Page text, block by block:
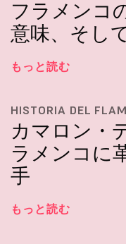
フラメンコ
意味、そし
もっと読む
HISTORIA DEL
カマロン・
ラメンコに
手
もっと読む